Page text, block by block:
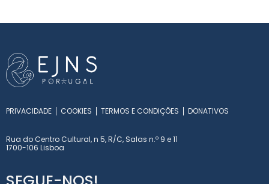
PRIVACIDADE COOKIES TERMOS E CONDIÇÕES DONATIVOS
Rua do Centro Cultural, n 5, R/C, Salas n.º 9 e 11
1700-106 Lisboa